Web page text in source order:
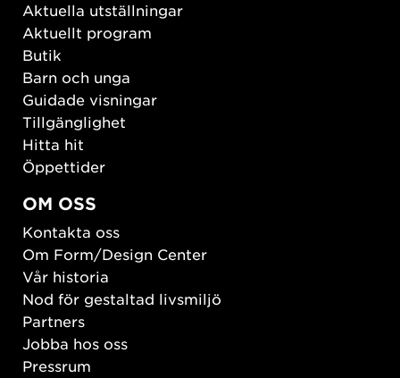
Aktuella utställningar
Aktuellt program
Butik
Barn och unga
Guidade visningar
Tillgänglighet
Hitta hit
Öppettider
OM OSS
Kontakta oss
Om Form/Design Center
Vår historia
Nod för gestaltad livsmiljö
Partners
Jobba hos oss
Pressrum